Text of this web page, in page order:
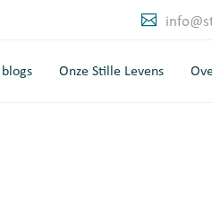
Onze Stille Levens